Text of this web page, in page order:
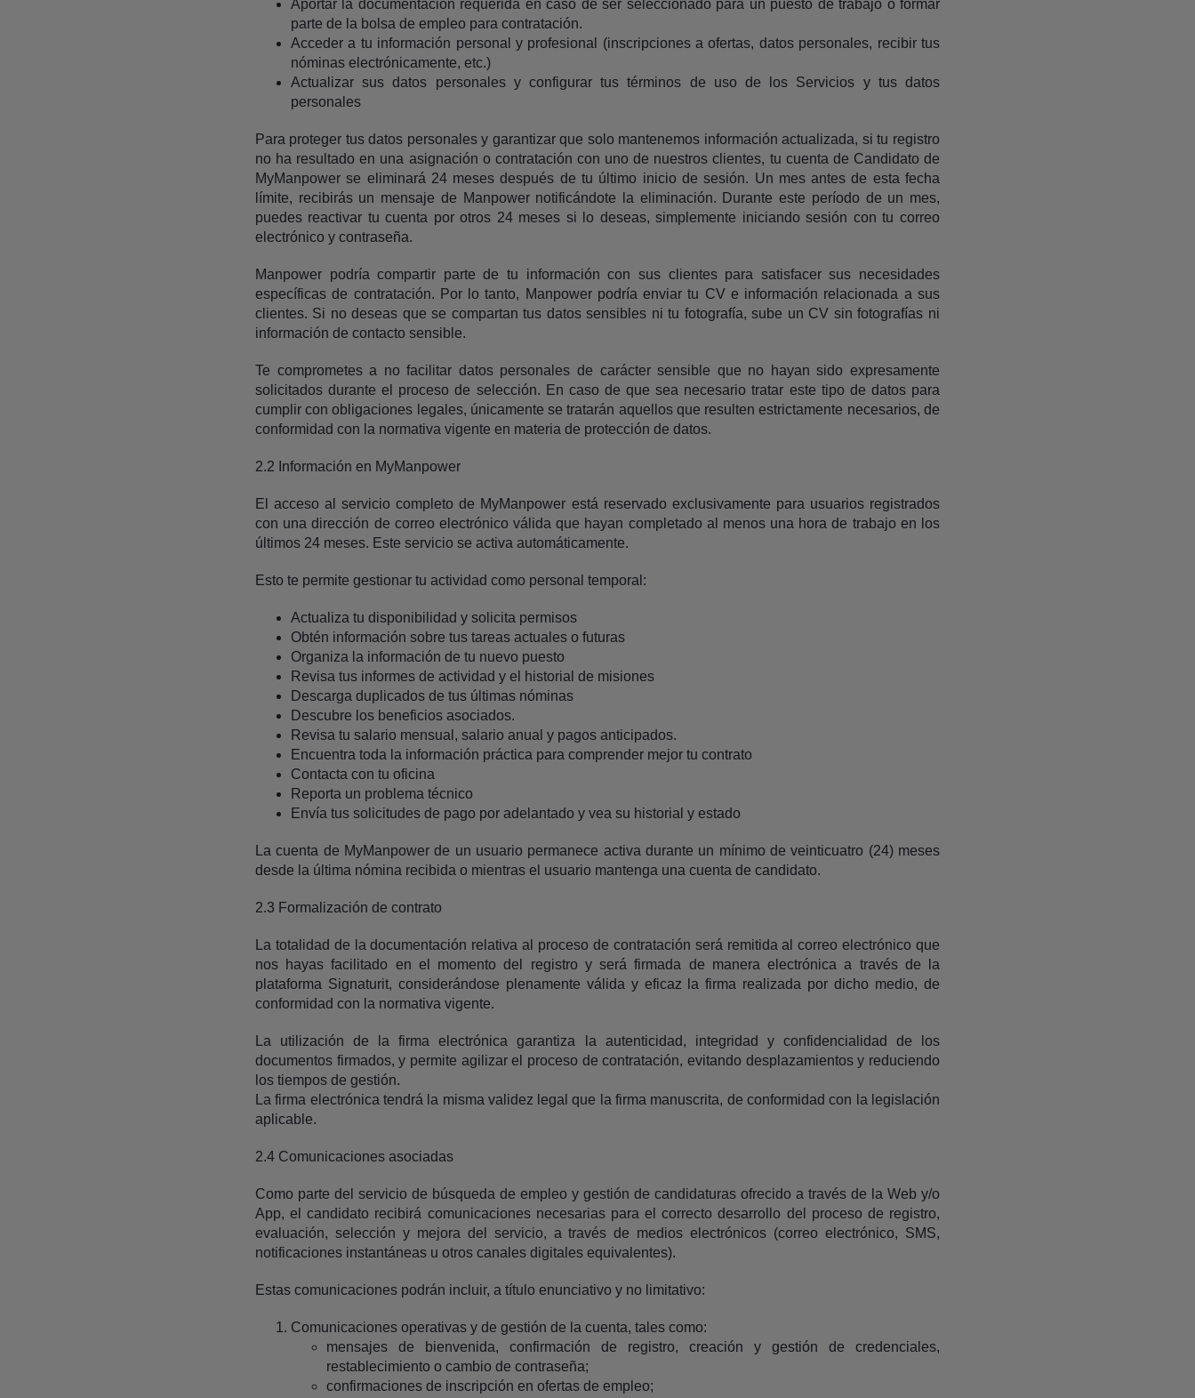
Aportar la documentación requerida en caso de ser seleccionado para un puesto de trabajo o formar
parte de la bolsa de empleo para contratación.
Acceder a tu información personal y profesional (inscripciones a ofertas, datos personales, recibir tus
nóminas electrónicamente, etc.)
Actualizar sus datos personales y configurar tus términos de uso de los Servicios y tus datos
personales
Para proteger tus datos personales y garantizar que solo mantenemos información actualizada, si tu registro
no ha resultado en una asignación o contratación con uno de nuestros clientes, tu cuenta de Candidato de
MyManpower se eliminará 24 meses después de tu último inicio de sesión. Un mes antes de esta fecha
límite, recibirás un mensaje de Manpower notificándote la eliminación. Durante este período de un mes,
puedes reactivar tu cuenta por otros 24 meses si lo deseas, simplemente iniciando sesión con tu correo
electrónico y contraseña.
Manpower podría compartir parte de tu información con sus clientes para satisfacer sus necesidades
específicas de contratación. Por lo tanto, Manpower podría enviar tu CV e información relacionada a sus
clientes. Si no deseas que se compartan tus datos sensibles ni tu fotografía, sube un CV sin fotografías ni
información de contacto sensible.
Te comprometes a no facilitar datos personales de carácter sensible que no hayan sido expresamente
solicitados durante el proceso de selección. En caso de que sea necesario tratar este tipo de datos para
cumplir con obligaciones legales, únicamente se tratarán aquellos que resulten estrictamente necesarios, de
conformidad con la normativa vigente en materia de protección de datos.
2.2 Información en MyManpower
El acceso al servicio completo de MyManpower está reservado exclusivamente para usuarios registrados
con una dirección de correo electrónico válida que hayan completado al menos una hora de trabajo en los
últimos 24 meses. Este servicio se activa automáticamente.
Esto te permite gestionar tu actividad como personal temporal:
Actualiza tu disponibilidad y solicita permisos
Obtén información sobre tus tareas actuales o futuras
Organiza la información de tu nuevo puesto
Revisa tus informes de actividad y el historial de misiones
Descarga duplicados de tus últimas nóminas
Descubre los beneficios asociados.
Revisa tu salario mensual, salario anual y pagos anticipados.
Encuentra toda la información práctica para comprender mejor tu contrato
Contacta con tu oficina
Reporta un problema técnico
Envía tus solicitudes de pago por adelantado y vea su historial y estado
La cuenta de MyManpower de un usuario permanece activa durante un mínimo de veinticuatro (24) meses
desde la última nómina recibida o mientras el usuario mantenga una cuenta de candidato.
2.3 Formalización de contrato
La totalidad de la documentación relativa al proceso de contratación será remitida al correo electrónico que
nos hayas facilitado en el momento del registro y será firmada de manera electrónica a través de la
plataforma Signaturit, considerándose plenamente válida y eficaz la firma realizada por dicho medio, de
conformidad con la normativa vigente.
La utilización de la firma electrónica garantiza la autenticidad, integridad y confidencialidad de los
documentos firmados, y permite agilizar el proceso de contratación, evitando desplazamientos y reduciendo
los tiempos de gestión.
La firma electrónica tendrá la misma validez legal que la firma manuscrita, de conformidad con la legislación
aplicable.
2.4 Comunicaciones asociadas
Como parte del servicio de búsqueda de empleo y gestión de candidaturas ofrecido a través de la Web y/o
App, el candidato recibirá comunicaciones necesarias para el correcto desarrollo del proceso de registro,
evaluación, selección y mejora del servicio, a través de medios electrónicos (correo electrónico, SMS,
notificaciones instantáneas u otros canales digitales equivalentes).
Estas comunicaciones podrán incluir, a título enunciativo y no limitativo:
Comunicaciones operativas y de gestión de la cuenta, tales como:
mensajes de bienvenida, confirmación de registro, creación y gestión de credenciales,
restablecimiento o cambio de contraseña;
confirmaciones de inscripción en ofertas de empleo;